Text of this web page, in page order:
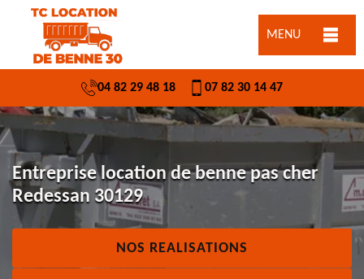
MENU
04 82 29 48 18 07 82 30 14 47
Entreprise location de benne pas cher
Redessan 30129
NOS REALISATIONS